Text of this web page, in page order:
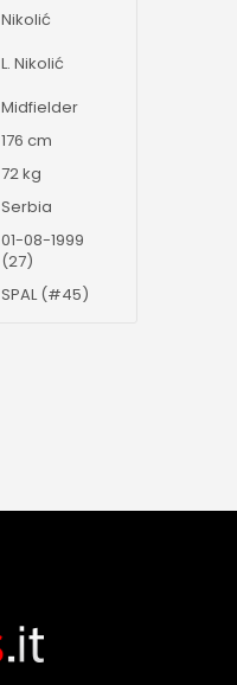
Nikolić
L. Nikolić
Midfielder
176 cm
72 kg
Serbia
01-08-1999
(27)
SPAL (#45)